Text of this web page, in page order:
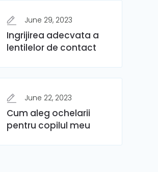
June 29, 2023
Ingrijirea adecvata a
lentilelor de contact
June 22, 2023
Cum aleg ochelarii
pentru copilul meu